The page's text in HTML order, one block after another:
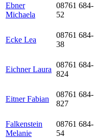
Ebner
Michaela
08761 684-
52
Ecke Lea
08761 684-
38
Eichner Laura
08761 684-
824
Eitner Fabian
08761 684-
827
Falkenstein
Melanie
08761 684-
54